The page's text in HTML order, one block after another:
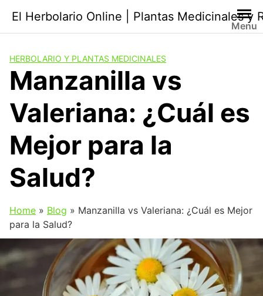
contenido
El Herbolario Online | Plantas Medicinales y
Menu
HERBOLARIO Y PLANTAS MEDICINALES
Manzanilla vs
Valeriana: ¿Cuál es
Mejor para la
Salud?
Home » Blog » Manzanilla vs Valeriana: ¿Cuál es Mejor
para la Salud?